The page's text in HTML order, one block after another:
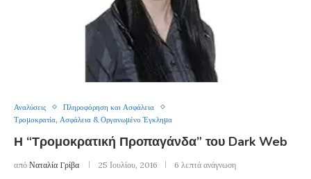
Αναλύσεις
Πληροφόρηση και Ασφάλεια
Τρομοκρατία, Ασφάλεια & Οργανωμένο Έγκλημα
Η “Τρομοκρατική Προπαγάνδα” του Dark Web
από Ναταλία Γρίβα 25 Ιουλίου, 2016 6 λεπτά ανάγνωση